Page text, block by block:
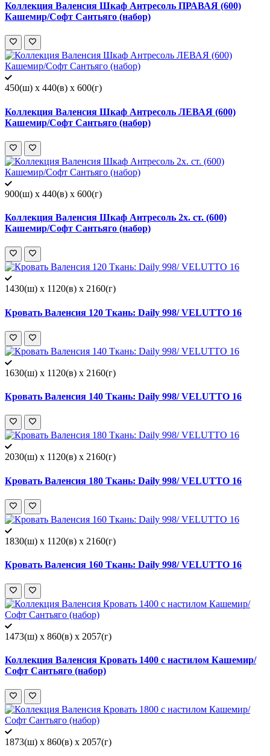
Коллекция Валенсия Шкаф Антресоль ПРАВАЯ (600)
Кашемир/Софт Сантьяго (набор)
450(ш) x 440(в) x 600(г)
Коллекция Валенсия Шкаф Антресоль ЛЕВАЯ (600)
Кашемир/Софт Сантьяго (набор)
900(ш) x 440(в) x 600(г)
Коллекция Валенсия Шкаф Антресоль 2х. ст. (600)
Кашемир/Софт Сантьяго (набор)
1430(ш) x 1120(в) x 2160(г)
Кровать Валенсия 120 Ткань: Daily 998/ VELUTTO 16
1630(ш) x 1120(в) x 2160(г)
Кровать Валенсия 140 Ткань: Daily 998/ VELUTTO 16
2030(ш) x 1120(в) x 2160(г)
Кровать Валенсия 180 Ткань: Daily 998/ VELUTTO 16
1830(ш) x 1120(в) x 2160(г)
Кровать Валенсия 160 Ткань: Daily 998/ VELUTTO 16
1473(ш) x 860(в) x 2057(г)
Коллекция Валенсия Кровать 1400 с настилом Кашемир/
Софт Сантьяго (набор)
1873(ш) x 860(в) x 2057(г)